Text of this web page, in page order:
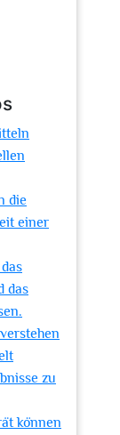
die
einer
das
zu
können